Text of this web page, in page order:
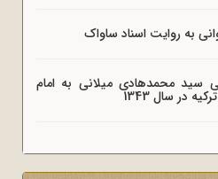
به روایت اسناد ساواک
سید محمدهادی میلانی به امام
در سال 1343